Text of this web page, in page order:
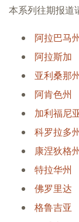
本系列往期报道
阿拉巴马
阿拉斯加
亚利桑那
阿肯色州
加利福尼
科罗拉多
康涅狄格
特拉华州
佛罗里达
格鲁吉亚